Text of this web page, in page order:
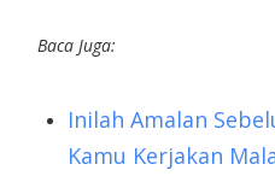
Baca Juga:
Inilah Amalan
Kamu Kerjakan